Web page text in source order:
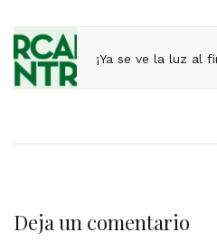
¡Ya se ve la luz al
Deja un comentario